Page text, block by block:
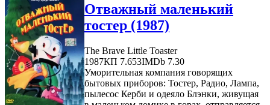
Отважный маленький
тостер (1987)
The Brave Little Toaster
1987КП 7.653IMDb 7.30
Уморительная компания говорящих
бытовых приборов: Тостер, Радио, Лампа,
пылесос Керби и одеяло Блэнки, живущая